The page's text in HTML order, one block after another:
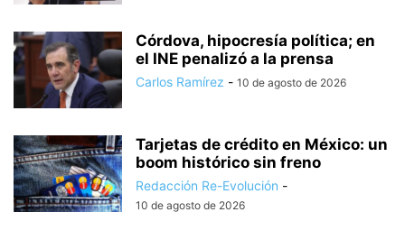
Córdova, hipocresía política; en
el INE penalizó a la prensa
Carlos Ramírez - 10 de agosto de 2026
Tarjetas de crédito en México: un
boom histórico sin freno
Redacción Re-Evolución -
10 de agosto de 2026